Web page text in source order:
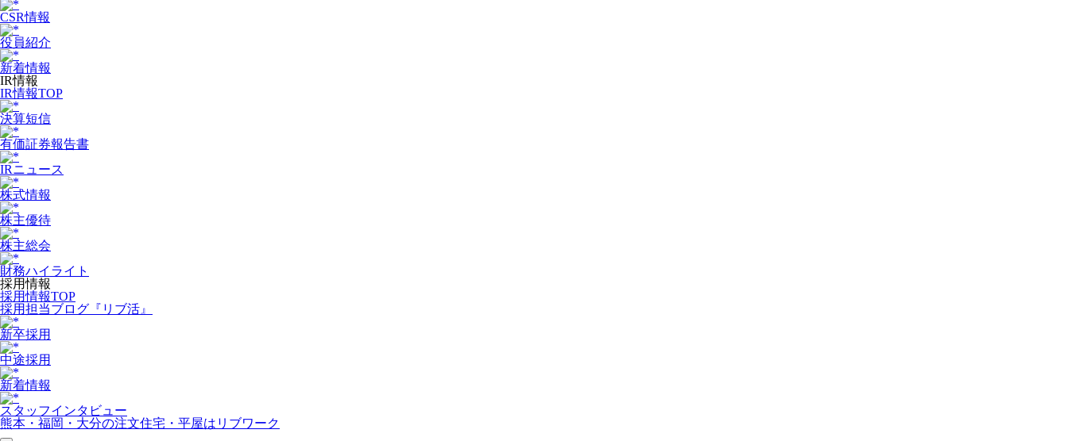
CSR情報
役員紹介
新着情報
IR情報
IR情報TOP
決算短信
有価証券報告書
IRニュース
株式情報
株主優待
株主総会
財務ハイライト
採用情報
採用情報TOP
採用担当ブログ『リブ活』
新卒採用
中途採用
新着情報
スタッフインタビュー
熊本・福岡・大分の注文住宅・平屋はリブワーク